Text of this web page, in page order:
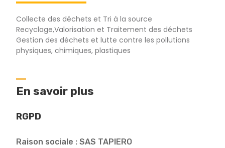
Collecte des déchets et Tri à la source
Recyclage,Valorisation et Traitement des déchets
Gestion des déchets et lutte contre les pollutions
physiques, chimiques, plastiques
En savoir plus
RGPD
Raison sociale : SAS TAPIERO